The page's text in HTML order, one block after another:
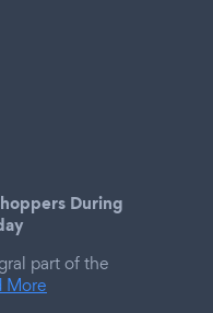
During
part of the
More